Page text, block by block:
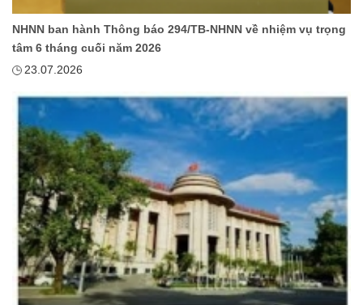
NHNN ban hành Thông báo 294/TB-NHNN về nhiệm vụ trọng
tâm 6 tháng cuối năm 2026
23.07.2026